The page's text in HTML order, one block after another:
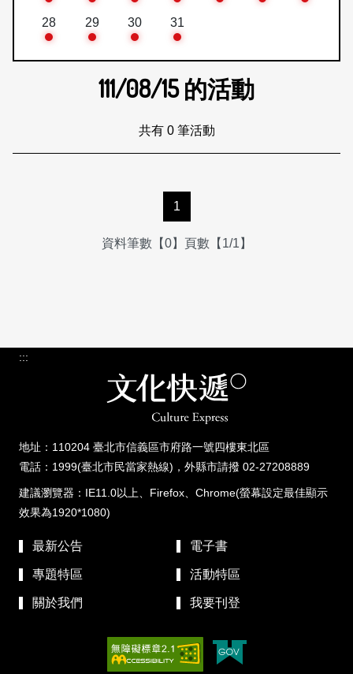
28 29 30 31
111/08/15的活動
共有 0 筆活動
1
資料筆數【0】頁數【1/1】
:::
地址：110204 臺北市信義區市府路一號四樓東北區
電話：1999(臺北市民當家熱線)，外縣市請撥 02-27208889
建議瀏覽器：IE11.0以上、Firefox、Chrome(螢幕設定最佳顯示
效果為1920*1080)
最新公告 電子書
專題特區 活動特區
關於我們 我要刊登